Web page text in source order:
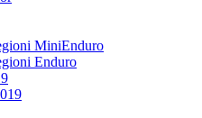
MiniEnduro
Enduro